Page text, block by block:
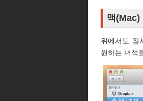
맥(Mac)
위에서도 잠
원하는 녀석